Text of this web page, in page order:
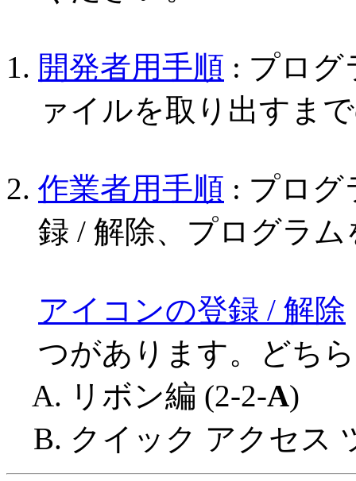
開発者用手順 : プログ
ァイルを取り出すま
作業者用手順 : プログ
録 / 解除、プログラ
アイコンの登録 / 解除
つがあります。どち
リボン編 (2-2-A)
クイック アクセス